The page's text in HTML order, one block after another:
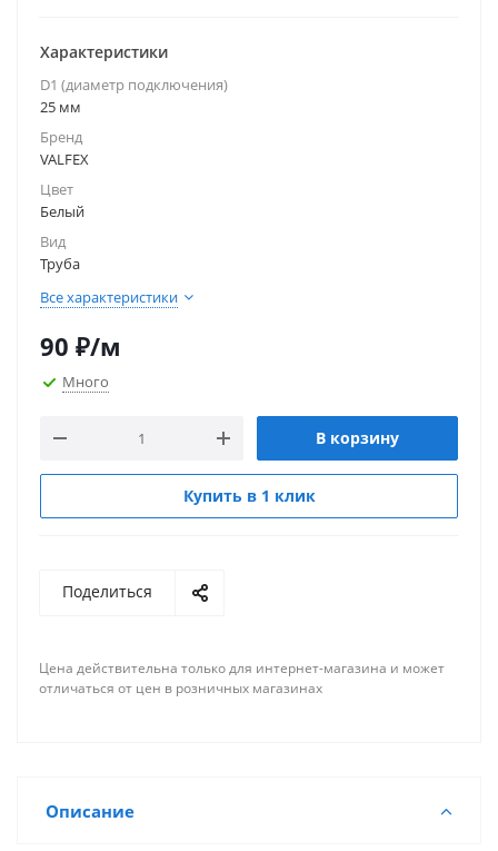
Характеристики
D1 (диаметр подключения)
25 мм
Бренд
VALFEX
Цвет
Белый
Вид
Труба
Все характеристики
90 ₽/м
Много
В корзину
Купить в 1 клик
Поделиться
Цена действительна только для интернет-магазина и может
отличаться от цен в розничных магазинах
Описание